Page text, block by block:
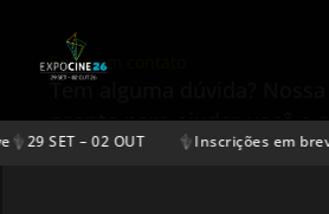
29 SET – 02 OUT Inscrições em
Entre em contato
Tem alguma dúvida? Nossa
pronta para ajudar você a
máximo o evento.